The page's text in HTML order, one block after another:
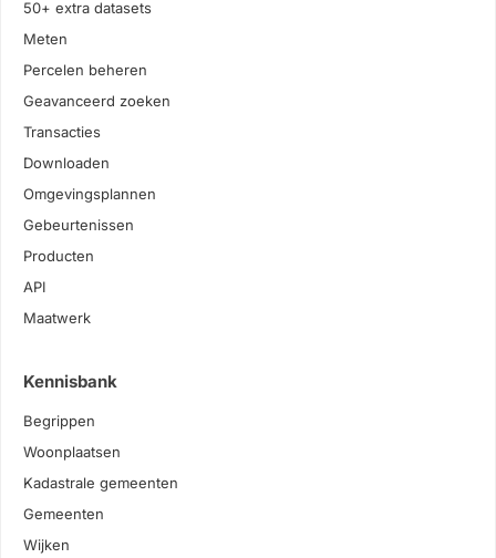
50+ extra datasets
Meten
Percelen beheren
Geavanceerd zoeken
Transacties
Downloaden
Omgevingsplannen
Gebeurtenissen
Producten
API
Maatwerk
Kennisbank
Begrippen
Woonplaatsen
Kadastrale gemeenten
Gemeenten
Wijken